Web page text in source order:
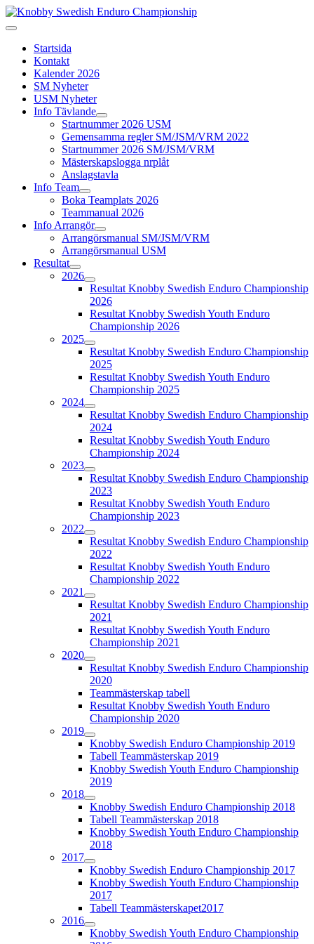
Startsida
Kontakt
Kalender 2026
SM Nyheter
USM Nyheter
Info Tävlande
Startnummer 2026 USM
Gemensamma regler SM/JSM/VRM 2022
Startnummer 2026 SM/JSM/VRM
Mästerskapslogga nrplåt
Anslagstavla
Info Team
Boka Teamplats 2026
Teammanual 2026
Info Arrangör
Arrangörsmanual SM/JSM/VRM
Arrangörsmanual USM
Resultat
2026
Resultat Knobby Swedish Enduro Championship
2026
Resultat Knobby Swedish Youth Enduro
Championship 2026
2025
Resultat Knobby Swedish Enduro Championship
2025
Resultat Knobby Swedish Youth Enduro
Championship 2025
2024
Resultat Knobby Swedish Enduro Championship
2024
Resultat Knobby Swedish Youth Enduro
Championship 2024
2023
Resultat Knobby Swedish Enduro Championship
2023
Resultat Knobby Swedish Youth Enduro
Championship 2023
2022
Resultat Knobby Swedish Enduro Championship
2022
Resultat Knobby Swedish Youth Enduro
Championship 2022
2021
Resultat Knobby Swedish Enduro Championship
2021
Resultat Knobby Swedish Youth Enduro
Championship 2021
2020
Resultat Knobby Swedish Enduro Championship
2020
Teammästerskap tabell
Resultat Knobby Swedish Youth Enduro
Championship 2020
2019
Knobby Swedish Enduro Championship 2019
Tabell Teammästerskap 2019
Knobby Swedish Youth Enduro Championship
2019
2018
Knobby Swedish Enduro Championship 2018
Tabell Teammästerskap 2018
Knobby Swedish Youth Enduro Championship
2018
2017
Knobby Swedish Enduro Championship 2017
Knobby Swedish Youth Enduro Championship
2017
Tabell Teammästerskapet2017
2016
Knobby Swedish Youth Enduro Championship